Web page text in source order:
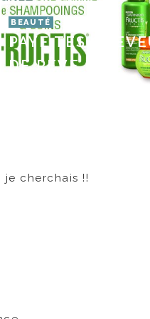
BEAUTÉ
PAYE TES
DE RÊVE !
cherchais !!